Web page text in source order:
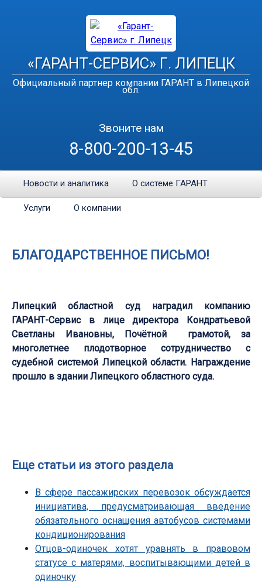
«ГАРАНТ-СЕРВИС» Г. ЛИПЕЦК
Официальный партнер компании ГАРАНТ в Липецкой
обл.
Звоните нам
8-800-200-13-45
Новости и аналитика О системе ГАРАНТ
Услуги О компании
БЛАГОДАРСТВЕННОЕ ПИСЬМО!
Липецкий областной суд наградил компанию
ГАРАНТ-Сервис в лице директора Кондратьевой
Светланы Ивановны, Почётной грамотой, за
многолетнее плодотворное сотрудничество с
судебной системой Липецкой области. Награждение
прошло в здании Липецкого областного суда.
Еще статьи из этого раздела
В сфере пассажирских перевозок обсуждается
инициатива, предусматривающая введение
обязательного оснащения автобусов системами
кондиционирования
Отцов-одиночек хотят уравнять в правовом
статусе с матерями, воспитывающими детей в
одиночку